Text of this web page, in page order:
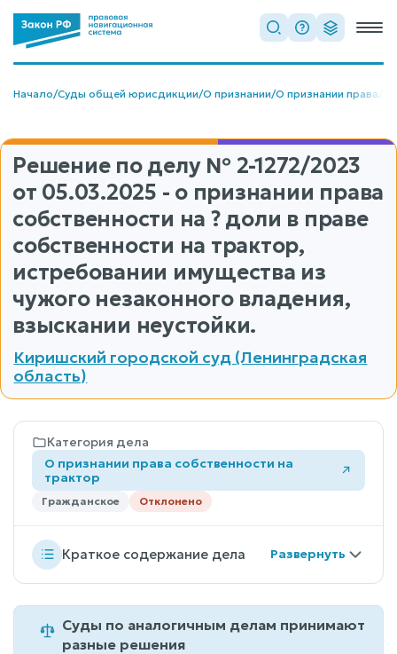
Начало/Суды общей юрисдикции/О признании/О признании права/
Решение по делу № 2-1272/2023
от 05.03.2025 - о признании права
собственности на ? доли в праве
собственности на трактор,
истребовании имущества из
чужого незаконного владения,
взыскании неустойки.
Киришский городской суд (Ленинградская
область)
Категория дела
О признании права собственности на
трактор
Гражданское Отклонено
Краткое содержание дела
Суды по аналогичным делам принимают
разные решения